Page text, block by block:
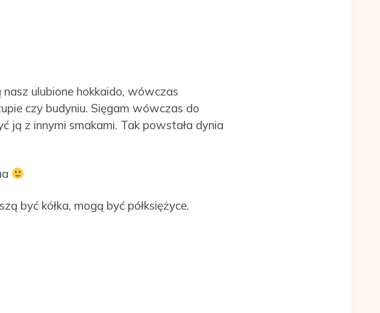
ulubione hokkaido, wówczas
czy budyniu. Sięgam wówczas do
ją z innymi smakami. Tak powstała dynia
być kółka, mogą być półksiężyce.